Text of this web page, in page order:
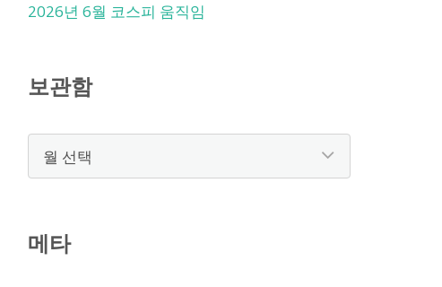
2026년 6월 코스피 움직임
보관함
메타